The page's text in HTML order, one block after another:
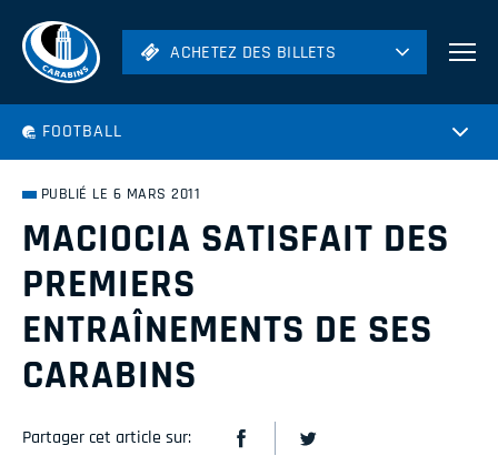
ACHETEZ DES BILLETS
ACHETEZ DES BILLETS
FOOTBALL
PUBLIÉ LE 6 MARS 2011
MACIOCIA SATISFAIT DES
PREMIERS
ENTRAÎNEMENTS DE SES
CARABINS
Partager cet article sur: